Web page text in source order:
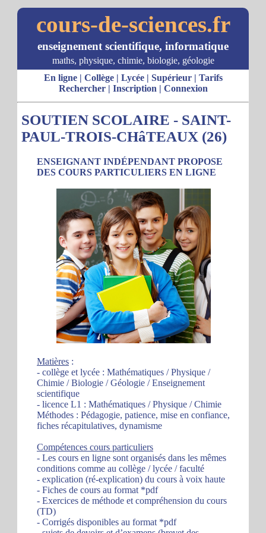
cours-de-sciences.fr
enseignement scientifique, informatique
maths, physique, chimie, biologie, géologie
En ligne| Collège| Lycée| Supérieur| Tarifs
Rechercher| Inscription | Connexion
SOUTIEN SCOLAIRE - SAINT-
PAUL-TROIS-CHâTEAUX (26)
ENSEIGNANT INDÉPENDANT PROPOSE
DES COURS PARTICULIERS EN LIGNE
Matières :
- collège et lycée : Mathématiques / Physique /
Chimie / Biologie / Géologie / Enseignement
scientifique
- licence L1 : Mathématiques / Physique / Chimie
Méthodes : Pédagogie, patience, mise en confiance,
fiches récapitulatives, dynamisme
Compétences cours particuliers
- Les cours en ligne sont organisés dans les mêmes
conditions comme au collège / lycée / faculté
- explication (ré-explication) du cours à voix haute
- Fiches de cours au format *pdf
- Exercices de méthode et compréhension du cours
(TD)
- Corrigés disponibles au format *pdf